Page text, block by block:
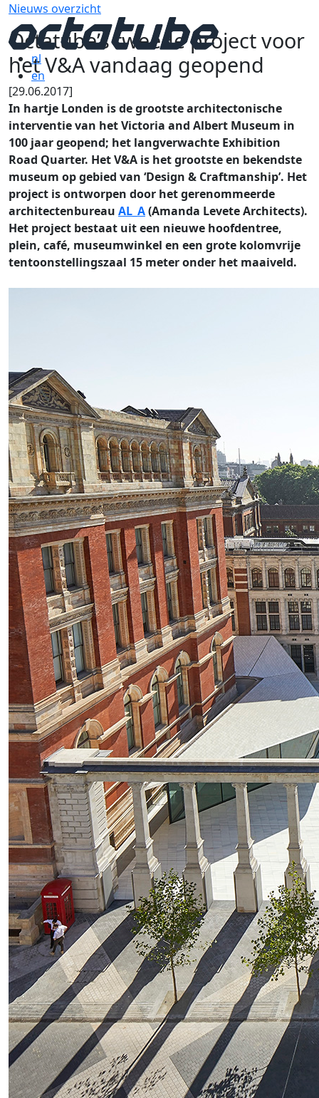
nl
en
Nieuws overzicht
Octatube’s tweede project voor
het V&A vandaag geopend
[29.06.2017]
In hartje Londen is de grootste architectonische
interventie van het Victoria and Albert Museum in
100 jaar geopend; het langverwachte Exhibition
Road Quarter. Het V&A is het grootste en bekendste
museum op gebied van ‘Design & Craftmanship’. Het
project is ontworpen door het gerenommeerde
architectenbureau AL_A(Amanda Levete Architects).
Het project bestaat uit een nieuwe hoofdentree,
plein, café, museumwinkel en een grote kolomvrije
tentoonstellingszaal 15 meter onder het maaiveld.